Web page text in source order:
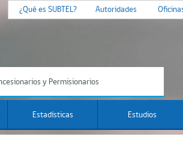
¿Qué es SUBTEL? Autoridades
y Permisionarios
Estadísticas Estudios